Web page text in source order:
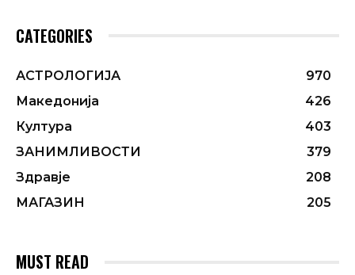
CATEGORIES
АСТРОЛОГИЈА
970
Македонија
426
Култура
403
ЗАНИМЛИВОСТИ
379
Здравје
208
МАГАЗИН
205
MUST READ